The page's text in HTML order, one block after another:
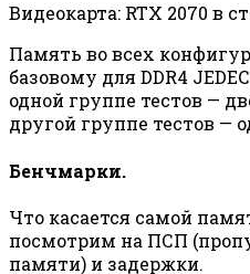
Видеокарта: RTX 2070 в
Память во всех
базовому для DDR4
одной группе тестов —
другой группе тестов —
Бенчмарки.
Что касается самой
посмотрим на ПСП
памяти) и задержки.